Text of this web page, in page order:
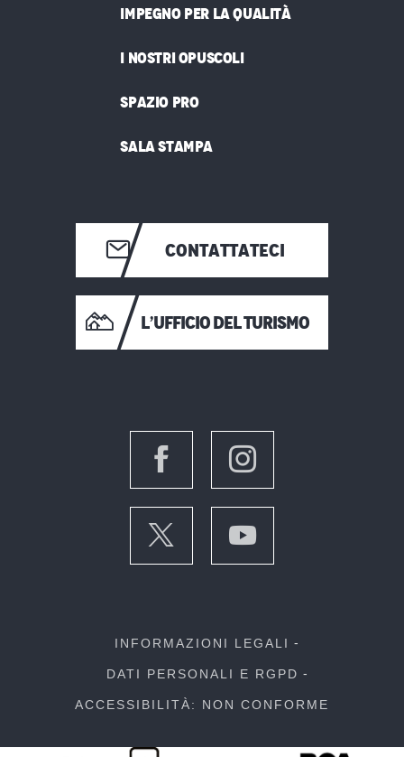
IMPEGNO PER LA QUALITÀ
I NOSTRI OPUSCOLI
SPAZIO PRO
SALA STAMPA
CONTATTATECI
L’UFFICIO DEL TURISMO
INFORMAZIONI LEGALI
DATI PERSONALI E RGPD
ACCESSIBILITÀ: NON CONFORME